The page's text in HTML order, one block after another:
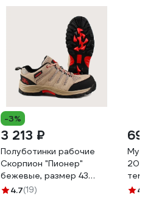
-3%
3 213 ₽
Полуботинки рабочие
Скорпион "Пионер"
бежевые, размер 43
2200
4.7(19)
69 ₽
200,
4.9